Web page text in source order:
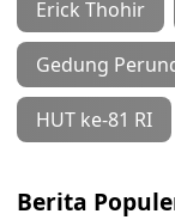
Erick Thohir
Gedung
HUT ke-81 RI
Berita